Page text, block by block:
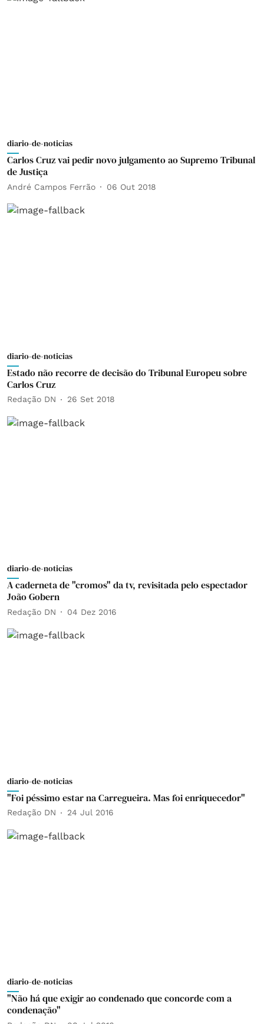
diario-de-noticias
Carlos Cruz vai pedir novo julgamento ao Supremo Tribunal
de Justiça
André Campos Ferrão 06 Out 2018
diario-de-noticias
Estado não recorre de decisão do Tribunal Europeu sobre
Carlos Cruz
Redação DN 26 Set 2018
diario-de-noticias
A caderneta de "cromos" da tv, revisitada pelo espectador
João Gobern
Redação DN 04 Dez 2016
diario-de-noticias
"Foi péssimo estar na Carregueira. Mas foi enriquecedor"
Redação DN 24 Jul 2016
diario-de-noticias
"Não há que exigir ao condenado que concorde com a
condenação"